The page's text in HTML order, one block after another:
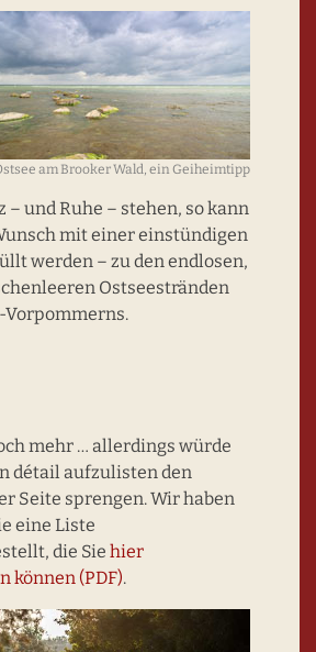
am Brooker Wald, ein Geiheimtipp
– und Ruhe – stehen, so kann
mit einer einstündigen
werden – zu den endlosen,
Ostsee­stränden
mehr … allerdings würde
détail aufzulisten den
Seite sprengen. Wir haben
eine Liste
die Sie hier
können (PDF).